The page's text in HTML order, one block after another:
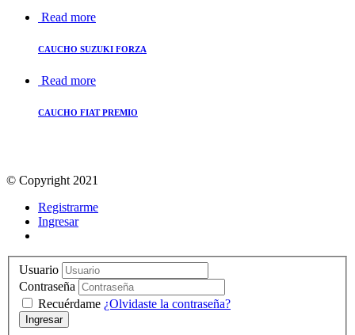
Read more
CAUCHO SUZUKI FORZA
Read more
CAUCHO FIAT PREMIO
© Copyright 2021
Registrarme
Ingresar
Usuario
Contraseña
Recuérdame ¿Olvidaste la contraseña?
Ingresar